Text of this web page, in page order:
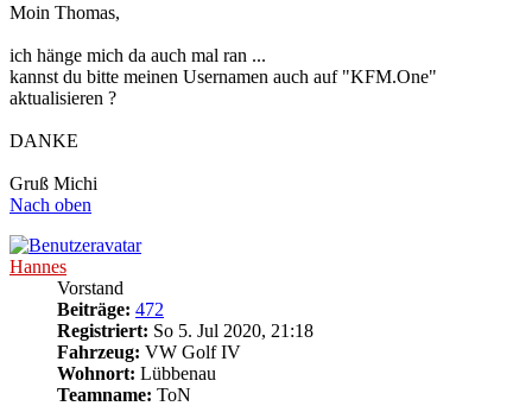
Moin Thomas,
ich hänge mich da auch mal ran ...
kannst du bitte meinen Usernamen auch auf "KFM.One"
aktualisieren ?
DANKE
Gruß Michi
Nach oben
Hannes
Vorstand
Beiträge: 472
Registriert: So 5. Jul 2020, 21:18
Fahrzeug: VW Golf IV
Wohnort: Lübbenau
Teamname: ToN